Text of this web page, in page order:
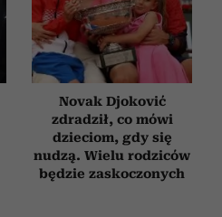
Novak Djoković
zdradził, co mówi
dzieciom, gdy się
nudzą. Wielu rodziców
będzie zaskoczonych